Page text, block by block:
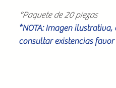
*Paquete de 20 piezas
*NOTA: Imagen
consultar existencias